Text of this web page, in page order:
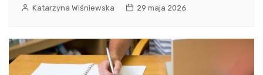
Katarzyna Wiśniewska 29 maja 2026